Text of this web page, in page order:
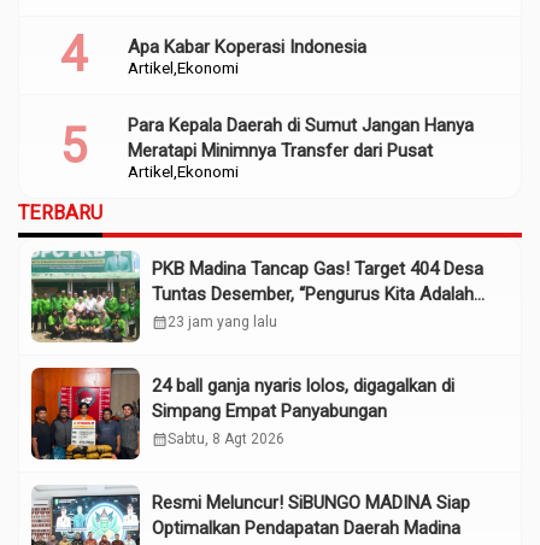
Artikel Ekonomi
Apa Kabar Koperasi Indonesia
Artikel Ekonomi
Para Kepala Daerah di Sumut Jangan Hanya
Meratapi Minimnya Transfer dari Pusat
TERBARU
PKB Madina Tancap Gas! Target 404 Desa
Tuntas Desember, “Pengurus Kita Adalah
Tokoh”
calendar_month23 jam yang lalu
24 ball ganja nyaris lolos, digagalkan di
Simpang Empat Panyabungan
calendar_monthSabtu, 8 Agt 2026
Resmi Meluncur! SiBUNGO MADINA Siap
Optimalkan Pendapatan Daerah Madina